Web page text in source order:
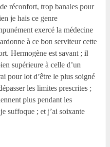
réconfort, trop banales pour
je hais ce genre
exercé la médecine
à ce bon serviteur cette
Hermogène est savant ; il
supérieure à celle d’un
pour lot d’être le plus soigné
les limites prescrites ;
plus pendant les
suffoque ; et j’ai soixante